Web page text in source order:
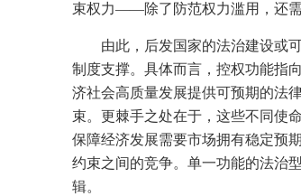
束权力——除了防范权力滥用，还需
由此，后发国家的法治建设或
制度支撑。具体而言，控权功能指
济社会高质量发展提供可预期的法
束。更棘手之处在于，这些不同使
保障经济发展需要市场拥有稳定预
约束之间的竞争。单一功能的法治
辑。